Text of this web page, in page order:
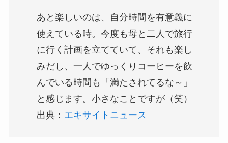
あと楽しいのは、自分時間を有意義に
使えている時。今度も母と二人で旅行
に行く計画を立てていて、それも楽し
みだし、一人でゆっくりコーヒーを飲
んでいる時間も「満たされてるな～」
と感じます。小さなことですが（笑）
出典： エキサイトニュース